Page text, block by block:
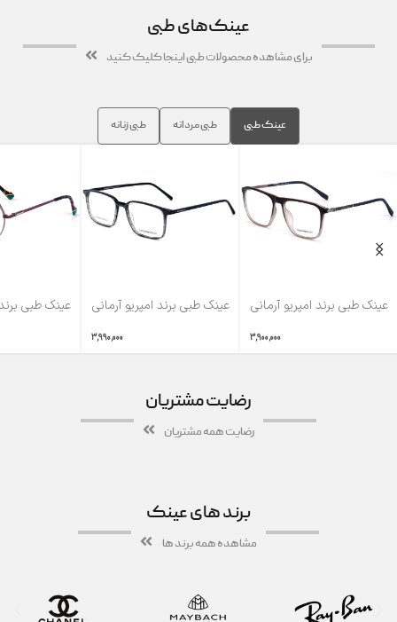
عینک‌های طبی
برای مشاهده محصولات طبی اینجا کلیک کنید
عینک طبی طبی مردانه طبی زنانه
عینک طبی برند امپریو آرمانی
3,900,000
عینک طبی برند امپریو آرمانی
3,990,000
عینک طبی
رضایت مشتریان
رضایت همه مشتریان
برند های عینک
مشاهده همه برند ها